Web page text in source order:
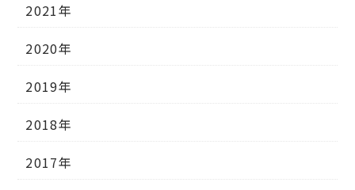
2021年
2020年
2019年
2018年
2017年